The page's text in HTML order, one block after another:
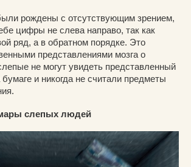
рождены с отсутствующим зрением,
цифры не слева направо, так как
ряд, а в обратном порядке. Это
представлениями мозга о
не могут увидеть представленный
и никогда не считали предметы
слепых людей